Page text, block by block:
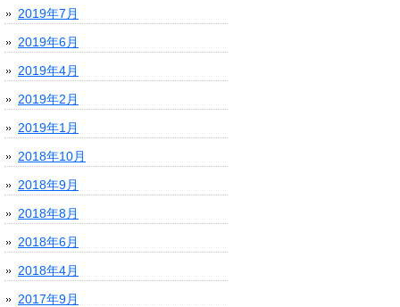
2019年7月
2019年6月
2019年4月
2019年2月
2019年1月
2018年10月
2018年9月
2018年8月
2018年6月
2018年4月
2017年9月